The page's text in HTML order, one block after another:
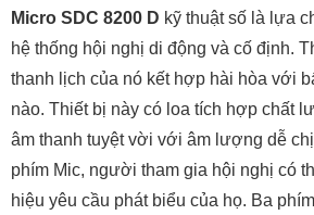
Micro SDC 8200 D kỹ thuật số là lựa
hệ thống hội nghị di động và cố định.
thanh lịch của nó kết hợp hài hòa với
nào. Thiết bị này có loa tích hợp chất
âm thanh tuyệt vời với âm lượng dễ
phím Mic, người tham gia hội nghị có
hiệu yêu cầu phát biểu của họ. Ba